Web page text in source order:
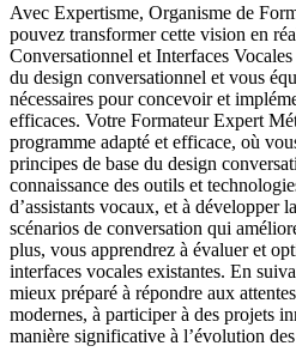
Avec Expertisme, Organisme de
pouvez transformer cette vision en
Conversationnel et Interfaces
du design conversationnel et vous
nécessaires pour concevoir et
efficaces. Votre Formateur Expert
programme adapté et efficace, où
principes de base du design
connaissance des outils et
d’assistants vocaux, et à développer
scénarios de conversation qui
plus, vous apprendrez à évaluer et
interfaces vocales existantes. En
mieux préparé à répondre aux
modernes, à participer à des projets
manière significative à l’évolution